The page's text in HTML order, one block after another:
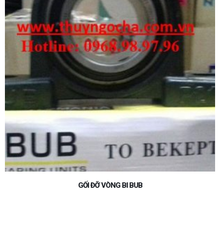
GỐI ĐỠ VÒNG BI BUB